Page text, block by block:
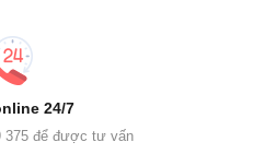
24/7
375 để được tư vấn